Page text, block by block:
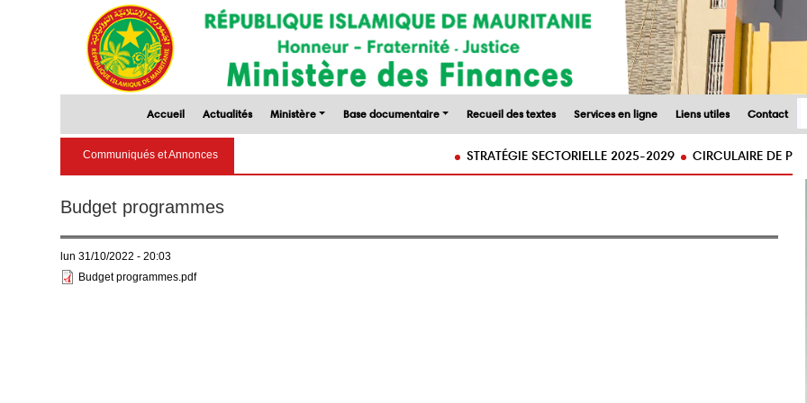
Accueil Actualités Ministère Base documentaire Recueil des textes Services en ligne Liens utiles Contact
Communiqués et Annonces STRATÉGIE SECTORIELLE 2025-2029 CIRCULAIRE DE
Budget programmes
lun 31/10/2022 - 20:03
Budget programmes.pdf